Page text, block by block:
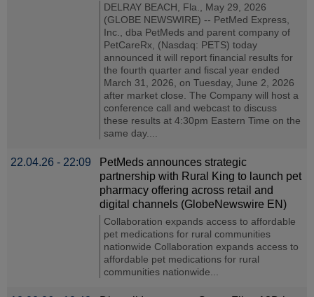
DELRAY BEACH, Fla., May 29, 2026
(GLOBE NEWSWIRE) -- PetMed Express,
Inc., dba PetMeds and parent company of
PetCareRx, (Nasdaq: PETS) today
announced it will report financial results for
the fourth quarter and fiscal year ended
March 31, 2026, on Tuesday, June 2, 2026
after market close. The Company will host a
conference call and webcast to discuss
these results at 4:30pm Eastern Time on the
same day....
22.04.26 - 22:09
PetMeds announces strategic
partnership with Rural King to launch pet
pharmacy offering across retail and
digital channels (GlobeNewswire EN)
Collaboration expands access to affordable
pet medications for rural communities
nationwide Collaboration expands access to
affordable pet medications for rural
communities nationwide...